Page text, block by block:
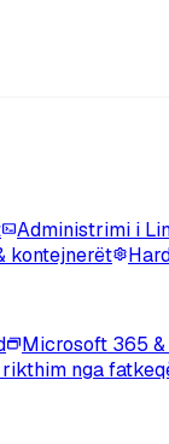
Administrimi i
kontejnerët
Microsoft 365
rikthim nga